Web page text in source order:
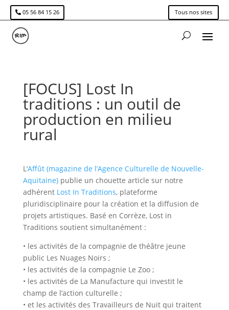
05 56 84 15 26 Tous nos sites
[FOCUS] Lost In
traditions : un outil de
production en milieu
rural
L’Affût (magazine de l’Agence Culturelle de Nouvelle-
Aquitaine)publie un chouette article sur notre
adhérent Lost In Traditions, plateforme
pluridisciplinaire pour la création et la diffusion de
projets artistiques. Basé en Corrèze, Lost in
Traditions soutient simultanément :
• les activités de la compagnie de théâtre jeune
public Les Nuages Noirs ;
• les activités de la compagnie Le Zoo ;
• les activités de La Manufacture qui investit le
champ de l’action culturelle ;
• et les activités des Travailleurs de Nuit qui traitent